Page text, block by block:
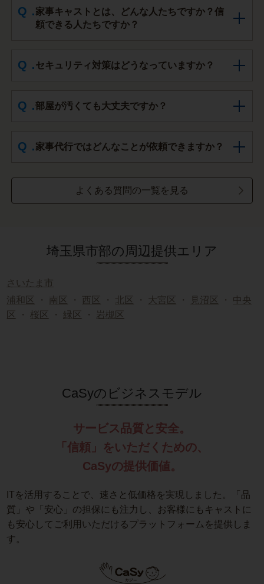
家事キャストとは、どんな人たちですか？信
頼できる人たちですか？
セキュリティ対策はどうなっていますか？
部屋が汚くても大丈夫ですか？
家事代行ではどんなことが依頼できますか？
よくある質問の一覧を見る
埼玉県市部の周辺提供エリア
さいたま市
浦和区
・ 南区 ・ 西区 ・ 北区 ・ 大宮区 ・ 見沼区 ・ 中央
区
・ 桜区 ・ 緑区 ・ 岩槻区
CaSyのビジネスモデル
サービス品質と安全。
「信頼」をいただくための、
CaSyの提供価値。
ITを活用することで、速さと低価格を実現しました。「品
質」や「安心」の担保にも注力し、お客様にもキャストに
も安心してご利用いただけるプラットフォームを提供しま
す。